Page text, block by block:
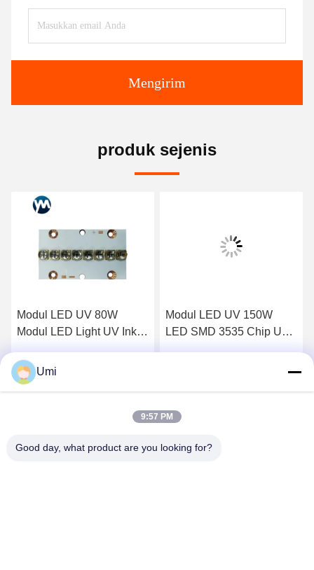
Mengirim
produk sejenis
Modul LED UV 80W
Modul LED Light UV Ink
Percetakan Lensa Kuarsa
Modul LED UV 150W
LED SMD 3535 Chip UV
Umi
9:57 PM
Good day, what product are you looking for?